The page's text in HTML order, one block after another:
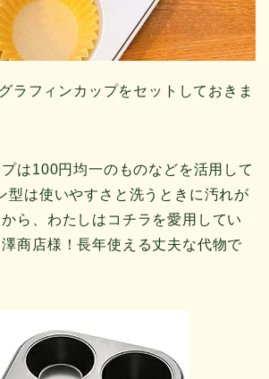
ラフィンカップをセットしておきま
は100円均一のものなどを活用して
型は使いやすさと洗うときに汚れが
ら、わたしはコチラを愛用してい
商店様！長年使える丈夫な代物で